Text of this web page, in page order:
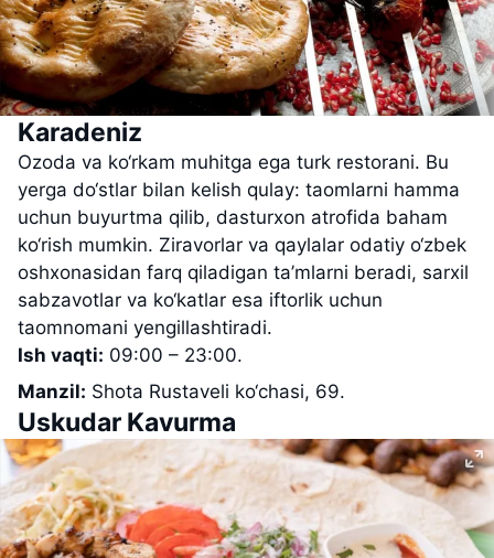
Karadeniz
Ozoda va ko‘rkam muhitga ega turk restorani. Bu
yerga do‘stlar bilan kelish qulay: taomlarni hamma
uchun buyurtma qilib, dasturxon atrofida baham
ko‘rish mumkin. Ziravorlar va qaylalar odatiy o‘zbek
oshxonasidan farq qiladigan ta’mlarni beradi, sarxil
sabzavotlar va ko‘katlar esa iftorlik uchun
taomnomani yengillashtiradi.
Ish vaqti: 09:00 – 23:00.
Manzil: Shota Rustaveli ko‘chasi, 69.
Uskudar Kavurma